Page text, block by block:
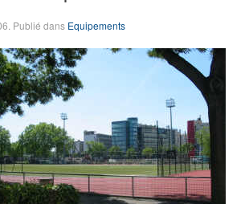
. Publié dans Equipements